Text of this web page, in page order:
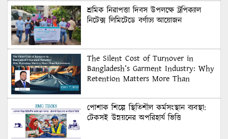
শ্রমিক নিরাপত্তা দিবস উপলক্ষে ট্রপিক্যাল
নিটেক্স লিমিটেডে বর্ণাঢ্য আয়োজন
The Silent Cost of Turnover in
Bangladesh’s Garment Industry: Why
Retention Matters More Than
পোশাক শিল্পে স্থিতিশীল কর্মসংস্থান ব্যবস্থা:
টেকসই উন্নয়নের অপরিহার্য ভিত্তি